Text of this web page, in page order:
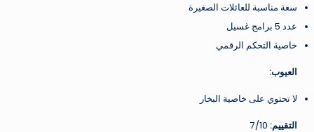
سعة مناسبة للعائلات الصغيرة
عدد 5 برامج غسيل
خاصية التحكم الرقمي
العيوب:
لا تحتوي على خاصية البخار
التقييم: